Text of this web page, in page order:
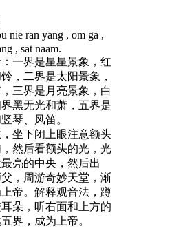
nie ran yang , om ga ,
, sat naam.
一界是星星景象，红
，二界是太阳景象，
三界是月亮景象，白
黑无光和萧，五界是
琴、风笛。
坐下闭上眼注意额头
然后看额头的光，光
亮的中央，然后出
，周游奇妙天堂，渐
帝。解释观音法，蹲
朵，听右面和上方的
界，成为上帝。